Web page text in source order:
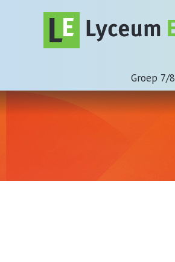
Groep 7/8